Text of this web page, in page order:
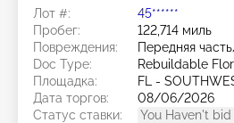
Лот #:
45******
Пробег:
122,714 миль
Повреждения:
Передняя
Doc Type:
Rebuildable
Площадка:
FL -
Дата торгов:
08/06/2026
Статус ставки:
You Haven't bid